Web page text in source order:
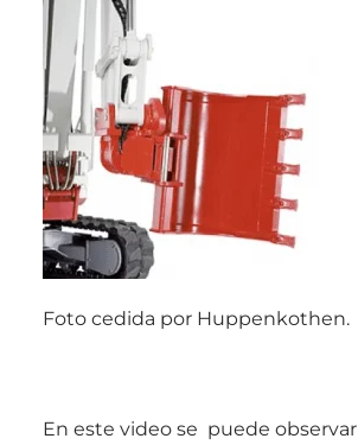
Foto cedida por Huppenkothen.
En este video se puede observar